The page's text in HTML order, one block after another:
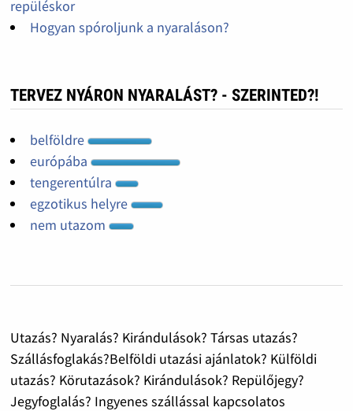
repüléskor
Hogyan spóroljunk a nyaraláson?
TERVEZ NYÁRON NYARALÁST? - SZERINTED?!
belföldre
európába
tengerentúlra
egzotikus helyre
nem utazom
Utazás? Nyaralás? Kirándulások? Társas utazás?
Szállásfoglakás?Belföldi utazási ajánlatok? Külföldi
utazás? Körutazások? Kirándulások? Repülőjegy?
Jegyfoglalás? Ingyenes szállással kapcsolatos